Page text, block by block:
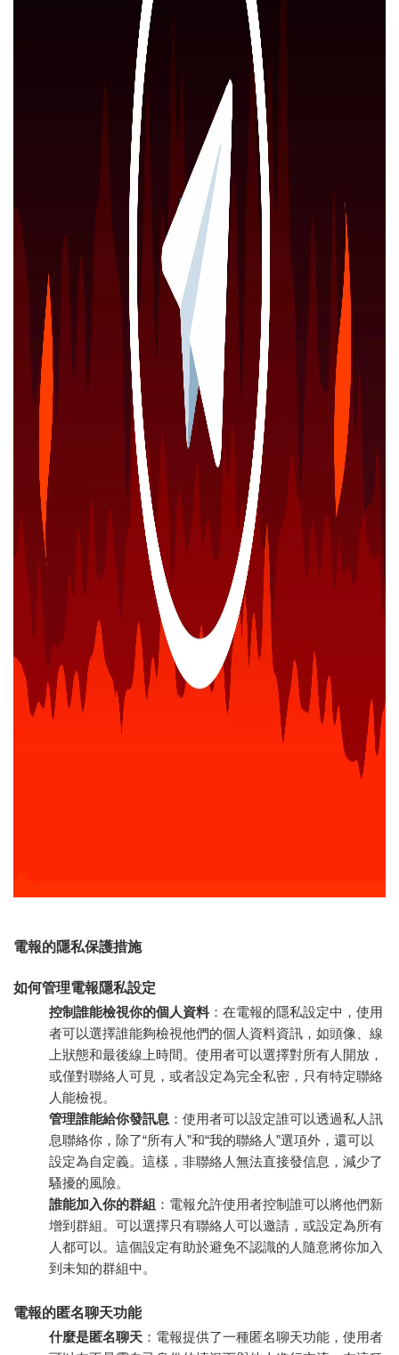
電報的隱私保護措施
如何管理電報隱私設定
控制誰能檢視你的個人資料 ：在電報的隱私設定中，使用
者可以選擇誰能夠檢視他們的個人資料資訊，如頭像、線
上狀態和最後線上時間。使用者可以選擇對所有人開放，
或僅對聯絡人可見，或者設定為完全私密，只有特定聯絡
人能檢視。
管理誰能給你發訊息 ：使用者可以設定誰可以透過私人訊
息聯絡你，除了“所有人”和“我的聯絡人”選項外，還可以
設定為自定義。這樣，非聯絡人無法直接發信息，減少了
騷擾的風險。
誰能加入你的群組 ：電報允許使用者控制誰可以將他們新
增到群組。可以選擇只有聯絡人可以邀請，或設定為所有
人都可以。這個設定有助於避免不認識的人隨意將你加入
到未知的群組中。
電報的匿名聊天功能
什麼是匿名聊天 ：電報提供了一種匿名聊天功能，使用者